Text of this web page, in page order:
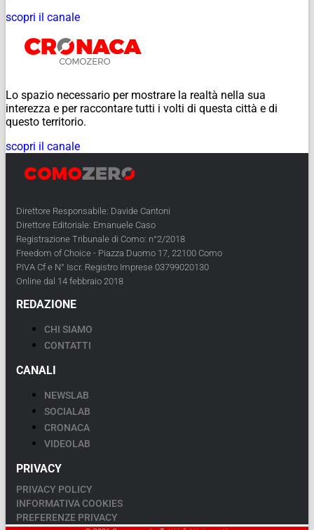
scopri il canale
Lo spazio necessario per mostrare la realtà nella sua
interezza e per raccontare tutti i volti di questa città e di
questo territorio.
scopri il canale
Direttore Responsabile: Davide Cantoni
Direttore Editoriale: Emanuele Caso
Registrazione Tribunale di Como: n°2/2018
Freedom of Choice - Piazza Duomo 17, 22100 Como
PIVA Cf e N° Iscr. Registro Imprese 03799020130
Online dal 14 febbraio 2018
REDAZIONE
CHI SIAMO
CONTATTI
CANALI
NEWSLAB
SOCIALAB
CRONACA
VIDEOLAB
PRIVACY
PRIVACY POLICY
INFORMATIVA COOKIES
PREFERENZE PRIVACY